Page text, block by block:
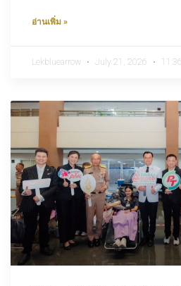
อ่านเพิ่ม »
Lekbluearrow July 21, 2026